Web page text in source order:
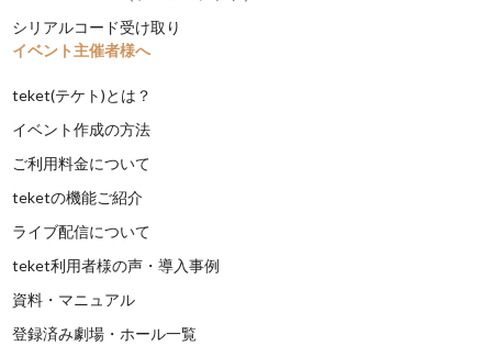
シリアルコード受け取り
イベント主催者様へ
teket(テケト)とは？
イベント作成の方法
ご利用料金について
teketの機能ご紹介
ライブ配信について
teket利用者様の声・導入事例
資料・マニュアル
登録済み劇場・ホール一覧